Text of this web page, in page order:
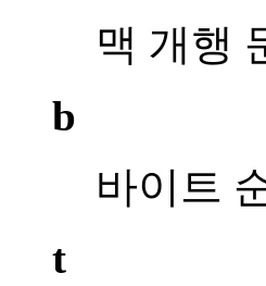
맥 개행
b
바이트
t